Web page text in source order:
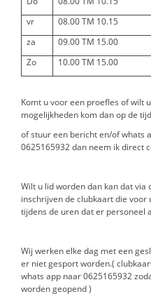
vr
08.00 TM 10.15
za
09.00 TM 15.00
Zo
10.00 TM 15.00
Komt u voor een proefles of wilt
mogelijkheden kom dan op de
of stuur een bericht en/of whats
0625165932 dan neem ik direct
Wilt u lid worden dan kan dat via
inschrijven de clubkaart die
tijdens de uren dat er personeel
Wij werken elke dag met een
er niet gesport worden.(
whats app naar 0625165932
worden geopend )